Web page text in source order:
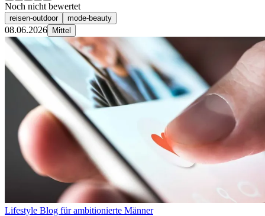
Noch nicht bewertet
reisen-outdoor mode-beauty
08.06.2026 Mittel
Lifestyle Blog für ambitionierte Männer